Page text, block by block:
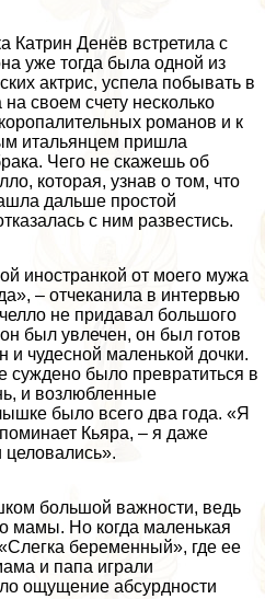
Катрин Денёв встретила с
уже тогда была одной из
актрис, успела побывать в
своем счету несколько
романов и к
итальянцем пришла
Чего не скажешь об
которая, узнав о том, что
дальше простой
с ним развестись.
иностранкой от моего мужа
– отчеканила в интервью
не придавал большого
был увлечен, он был готов
и чудесной маленькой дочки.
было превратиться в
и возлюбленные
было всего два года. «Я
Кьяра, – я даже
целовались».
большой важности, ведь
мамы. Но когда маленькая
беременный», где ее
и папа играли
ощущение абсурдности